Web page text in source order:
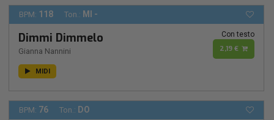
BPM: 118 Ton.: MI -
Dimmi Dimmelo
Gianna Nannini
Con testo
2,19 €
MIDI
BPM: 76 Ton.: DO